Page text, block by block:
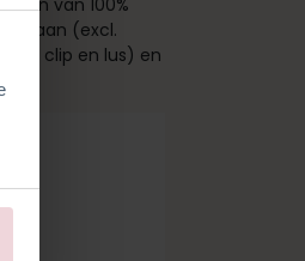
van 100%
gaan (excl.
clip en lus) en